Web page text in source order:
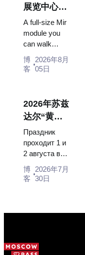
展览中心
“宇宙馆”：
俄罗斯最大
的太空展览
馆内景
A full-size Mir
module you
can walk
through, the
Energia–
descent
capsules and
120 pieces of
flight...
博
客
2026年8月
05日
2026年苏兹
达尔“黄瓜
节”：门
票、日期及
从莫斯科如
何前往
Праздник
проходит 1 и
2 августа в
Музее
деревянного
через
博
客
2026年7月
30日